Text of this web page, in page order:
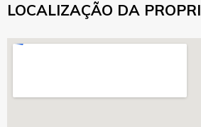
LOCALIZAÇÃO DA